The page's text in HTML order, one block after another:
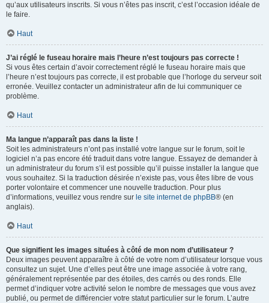
qu’aux utilisateurs inscrits. Si vous n’êtes pas inscrit, c’est l’occasion idéale de
le faire.
Haut
J’ai réglé le fuseau horaire mais l’heure n’est toujours pas correcte !
Si vous êtes certain d’avoir correctement réglé le fuseau horaire mais que
l’heure n’est toujours pas correcte, il est probable que l’horloge du serveur soit
erronée. Veuillez contacter un administrateur afin de lui communiquer ce
problème.
Haut
Ma langue n’apparaît pas dans la liste !
Soit les administrateurs n’ont pas installé votre langue sur le forum, soit le
logiciel n’a pas encore été traduit dans votre langue. Essayez de demander à
un administrateur du forum s’il est possible qu’il puisse installer la langue que
vous souhaitez. Si la traduction désirée n’existe pas, vous êtes libre de vous
porter volontaire et commencer une nouvelle traduction. Pour plus
d’informations, veuillez vous rendre sur le site internet de phpBB® (en
anglais).
Haut
Que signifient les images situées à côté de mon nom d’utilisateur ?
Deux images peuvent apparaître à côté de votre nom d’utilisateur lorsque vous
consultez un sujet. Une d’elles peut être une image associée à votre rang,
généralement représentée par des étoiles, des carrés ou des ronds. Elle
permet d’indiquer votre activité selon le nombre de messages que vous avez
publié, ou permet de différencier votre statut particulier sur le forum. L’autre